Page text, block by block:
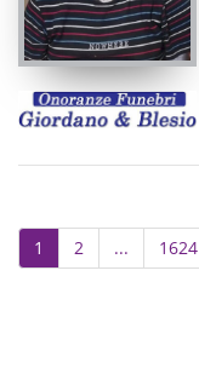
1 2 ... 1624